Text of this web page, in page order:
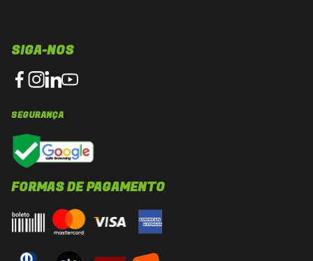
SIGA-NOS
SEGURANÇA
FORMAS DE PAGAMENTO